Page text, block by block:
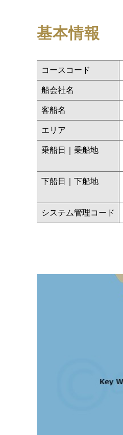
基本情報
コースコード
船会社名
客船名
エリア
乗船日｜乗船地
下船日｜下船地
システム管理コード